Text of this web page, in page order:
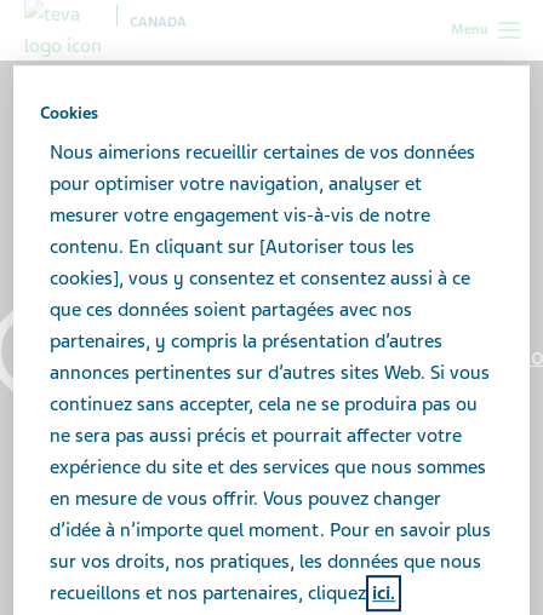
Menu
CANADA
Les aidants apportent de la
joie à leurs êtres chers —
nous apportons du soutien
aux aidants.
Cookies
Nous aimerions recueillir certaines de vos données
pour optimiser votre navigation, analyser et
mesurer votre engagement vis-à-vis de notre
contenu. En cliquant sur [Autoriser tous les
cookies], vous y consentez et consentez aussi à ce
que ces données soient partagées avec nos
partenaires, y compris la présentation d’autres
annonces pertinentes sur d’autres sites Web. Si vous
continuez sans accepter, cela ne se produira pas ou
ne sera pas aussi précis et pourrait affecter votre
expérience du site et des services que nous sommes
en mesure de vous offrir. Vous pouvez changer
d’idée à n’importe quel moment. Pour en savoir plus
sur vos droits, nos pratiques, les données que nous
recueillons et nos partenaires, cliquez ici.